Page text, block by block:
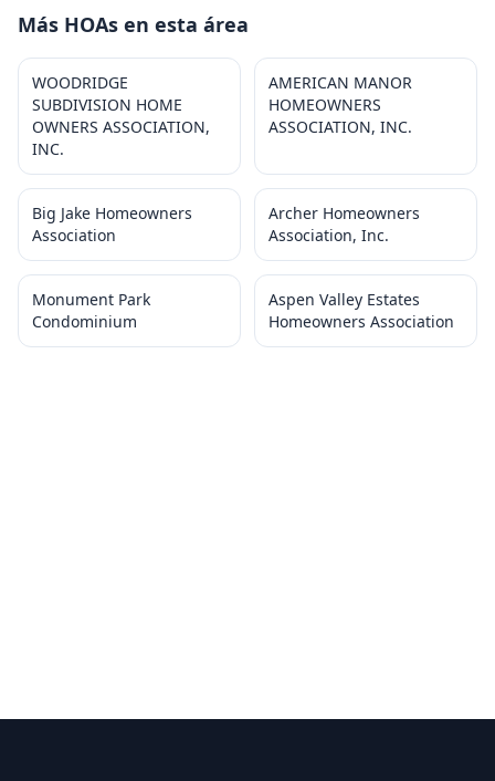
Más HOAs en esta área
WOODRIDGE
SUBDIVISION HOME
OWNERS ASSOCIATION,
INC.
AMERICAN MANOR
HOMEOWNERS
ASSOCIATION, INC.
Big Jake Homeowners
Association
Archer Homeowners
Association, Inc.
Monument Park
Condominium
Aspen Valley Estates
Homeowners Association